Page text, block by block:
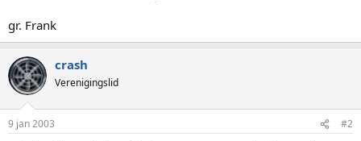
gr. Frank
crash
Verenigingslid
9 jan 2003 #2